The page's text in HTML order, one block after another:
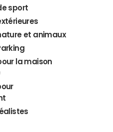
sport
et animaux
la maison